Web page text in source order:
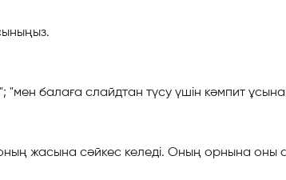
балаға слайдтан түсу үшін кәмпит
жасына сәйкес келеді. Оның орнына оны